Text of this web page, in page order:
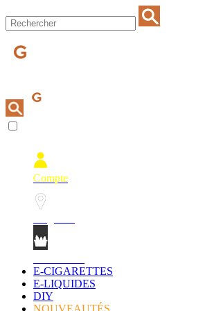
Compte
E-CIGARETTES
E-LIQUIDES
DIY
NOUVEAUTÉS